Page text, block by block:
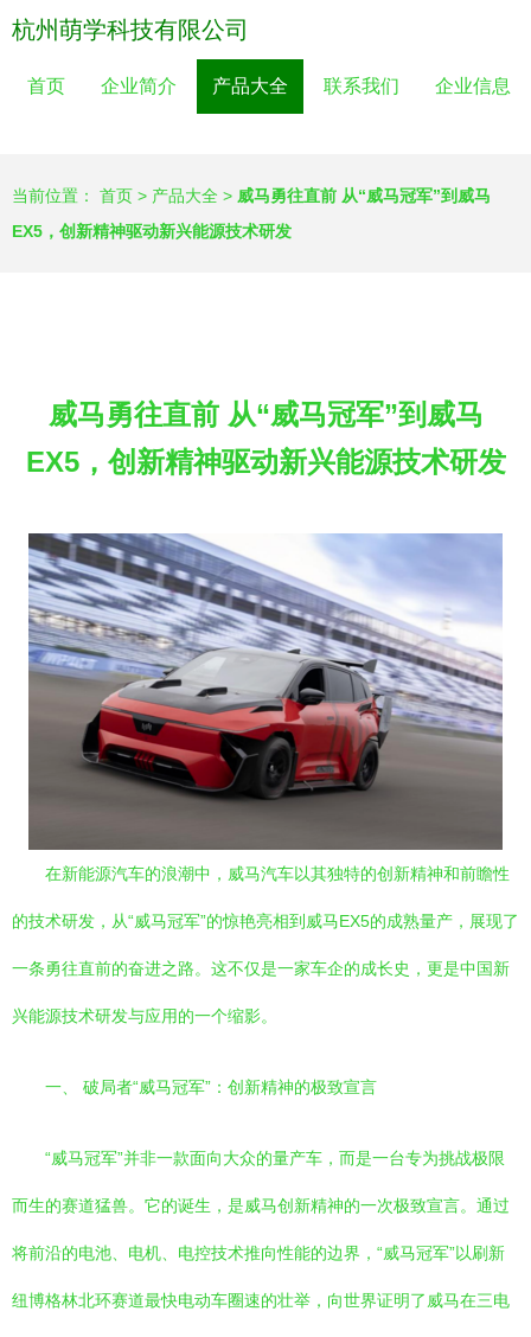
杭州萌学科技有限公司
首页 企业简介 产品大全 联系我们 企业信息
当前位置： 首页 > 产品大全 > 威马勇往直前 从“威马冠军”到威马
EX5，创新精神驱动新兴能源技术研发
威马勇往直前 从“威马冠军”到威马
EX5，创新精神驱动新兴能源技术研发
在新能源汽车的浪潮中，威马汽车以其独特的创新精神和前瞻性
的技术研发，从“威马冠军”的惊艳亮相到威马EX5的成熟量产，展现了
一条勇往直前的奋进之路。这不仅是一家车企的成长史，更是中国新
兴能源技术研发与应用的一个缩影。
一、 破局者“威马冠军”：创新精神的极致宣言
“威马冠军”并非一款面向大众的量产车，而是一台专为挑战极限
而生的赛道猛兽。它的诞生，是威马创新精神的一次极致宣言。通过
将前沿的电池、电机、电控技术推向性能的边界，“威马冠军”以刷新
纽博格林北环赛道最快电动车圈速的壮举，向世界证明了威马在三电